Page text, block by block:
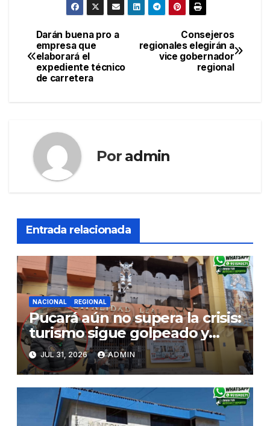
Navegación
de
Consejeros
regionales elegirán a
vice gobernador
regional
Darán buena pro a
empresa que
elaborará el
expediente técnico
de carretera
Por admin
Entrada relacionada
NACIONAL REGIONAL
Pucará aún no supera la crisis:
turismo sigue golpeado y
alcaldesa exige al nuevo
Gobierno fondos para obras
paralizadas
JUL 31, 2026 ADMIN